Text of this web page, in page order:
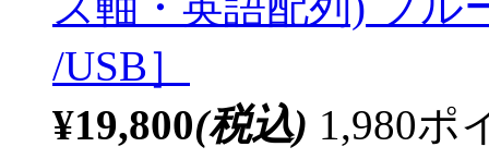
/USB］
¥19,800(税込) 1,980ポ